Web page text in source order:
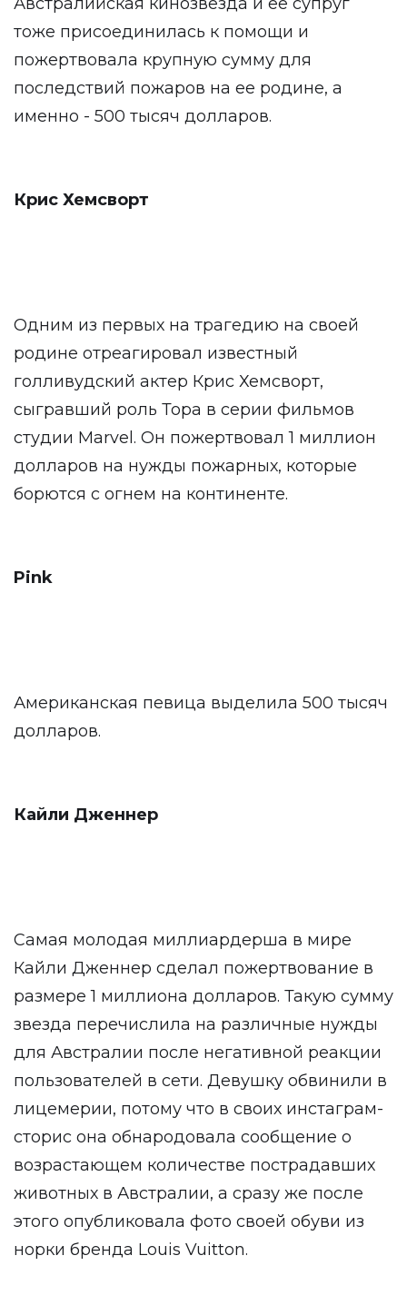
тоже присоединилась к помощи и
пожертвовала крупную сумму для
последствий пожаров на ее родине, а
именно - 500 тысяч долларов.
Крис Хемсворт
Одним из первых на трагедию на своей
родине отреагировал известный
голливудский актер Крис Хемсворт,
сыгравший роль Тора в серии фильмов
студии Marvel. Он пожертвовал 1 миллион
долларов на нужды пожарных, которые
борются с огнем на континенте.
Pink
Американская певица выделила 500 тысяч
долларов.
Кайли Дженнер
Самая молодая миллиардерша в мире
Кайли Дженнер сделал пожертвование в
размере 1 миллиона долларов. Такую сумму
звезда перечислила на различные нужды
для Австралии после негативной реакции
пользователей в сети. Девушку обвинили в
лицемерии, потому что в своих инстаграм-
сторис она обнародовала сообщение о
возрастающем количестве пострадавших
животных в Австралии, а сразу же после
этого опубликовала фото своей обуви из
норки бренда Louis Vuitton.